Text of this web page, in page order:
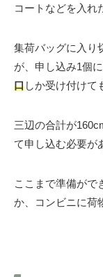
コートなどを入れ
集荷バッグに入り
が、申し込み1個
口しか受け付けて
三辺の合計が
て申し込む必要が
ここまで準備がで
か、コンビニに荷